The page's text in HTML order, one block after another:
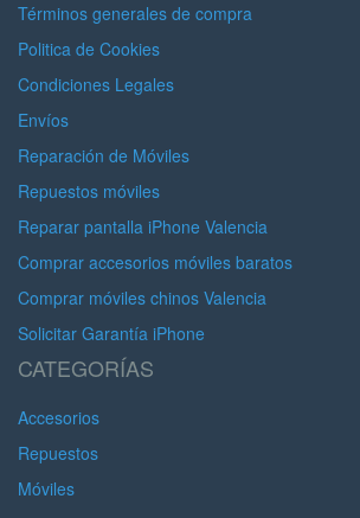
Términos generales de compra
Politica de Cookies
Condiciones Legales
Envíos
Reparación de Móviles
Repuestos móviles
Reparar pantalla iPhone Valencia
Comprar accesorios móviles baratos
Comprar móviles chinos Valencia
Solicitar Garantía iPhone
CATEGORÍAS
Accesorios
Repuestos
Móviles